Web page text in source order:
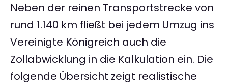
Neben der reinen Transportstrecke von
rund 1.140 km fließt bei jedem Umzug ins
Vereinigte Königreich auch die
Zollabwicklung in die Kalkulation ein. Die
folgende Übersicht zeigt realistische